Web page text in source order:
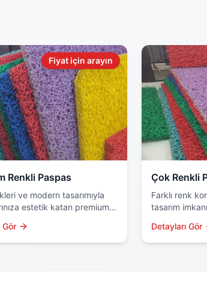
Fiyat için arayın
Renkli Paspas
ve modern tasarımıyla
estetik katan premium
ve özel boyama teknolojisi
Gör
Çok Renkli
Farklı renk
tasarım
renkli
Detayları Gör